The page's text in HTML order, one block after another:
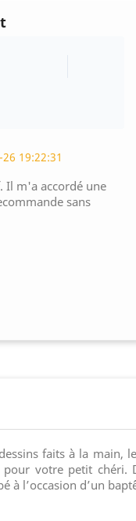
19:22:31
Il m'a accordé une
sans
faits à la
votre petit chéri.
à l’occasion d’un